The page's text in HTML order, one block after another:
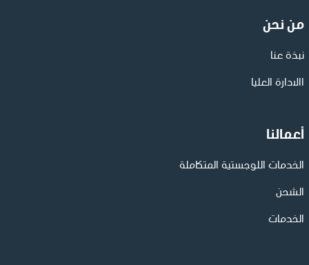
من نحن
نبذة عنا
االادارة العليا
أعمالنا
الخدمات اللوجستية المتكاملة
الشحن
الخدمات